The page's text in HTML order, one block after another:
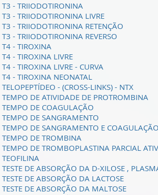
T3 - TRIIODOTIRONINA
T3 - TRIIODOTIRONINA LIVRE
T3 - TRIIODOTIRONINA RETENÇÃO
T3 - TRIIODOTIRONINA REVERSO
T4 - TIROXINA
T4 - TIROXINA LIVRE
T4 - TIROXINA LIVRE - CURVA
T4 - TIROXINA NEONATAL
TELOPEPTÍDEO - (CROSS-LINKS) - NTX
TEMPO DE ATIVIDADE DE PROTROMBINA
TEMPO DE COAGULAÇÃO
TEMPO DE SANGRAMENTO
TEMPO DE SANGRAMENTO E COAGULAÇÃO
TEMPO DE TROMBINA
TEMPO DE TROMBOPLASTINA PARCIAL
TEOFILINA
TESTE DE ABSORÇÃO DA D-XILOSE ,
TESTE DE ABSORÇÃO DA LACTOSE
TESTE DE ABSORÇÃO DA MALTOSE